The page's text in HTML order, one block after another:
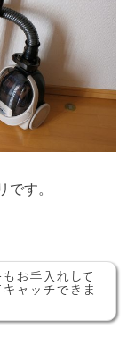
です。
お手入れして
ャッチできま